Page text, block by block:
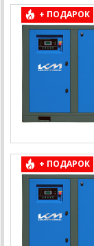
+ ПОДАРОК
+ ПОДАРОК